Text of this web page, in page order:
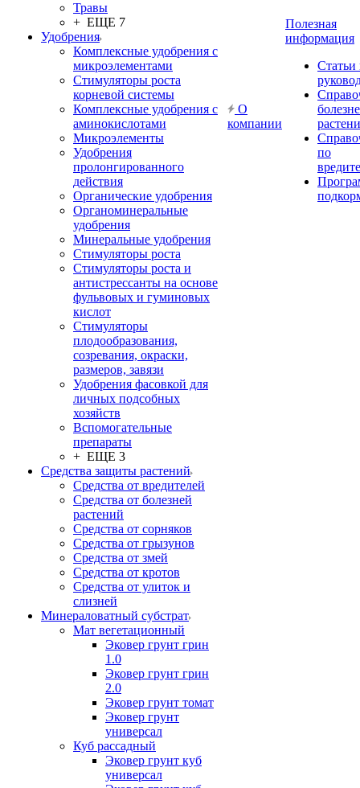
Травы
+ ЕЩЕ 7
Удобрения
Комплексные удобрения с
микроэлементами
Стимуляторы роста
корневой системы
Комплексные удобрения с
аминокислотами
Микроэлементы
Удобрения
пролонгированного
действия
Органические удобрения
Органоминеральные
удобрения
Минеральные удобрения
Стимуляторы роста
Стимуляторы роста и
антистрессанты на основе
фульвовых и гуминовых
кислот
Стимуляторы
плодообразования,
созревания, окраски,
размеров, завязи
Удобрения фасовкой для
личных подсобных
хозяйств
Вспомогательные
препараты
+ ЕЩЕ 3
Средства защиты растений
Средства от вредителей
Средства от болезней
растений
Средства от сорняков
Средства от грызунов
Средства от змей
Средства от кротов
Средства от улиток и
слизней
Минераловатный субстрат
Мат вегетационный
Эковер грунт грин
1.0
Эковер грунт грин
2.0
Эковер грунт томат
Эковер грунт
универсал
Куб рассадный
Эковер грунт куб
универсал
О
компании
Полезная
информация
Статьи
по